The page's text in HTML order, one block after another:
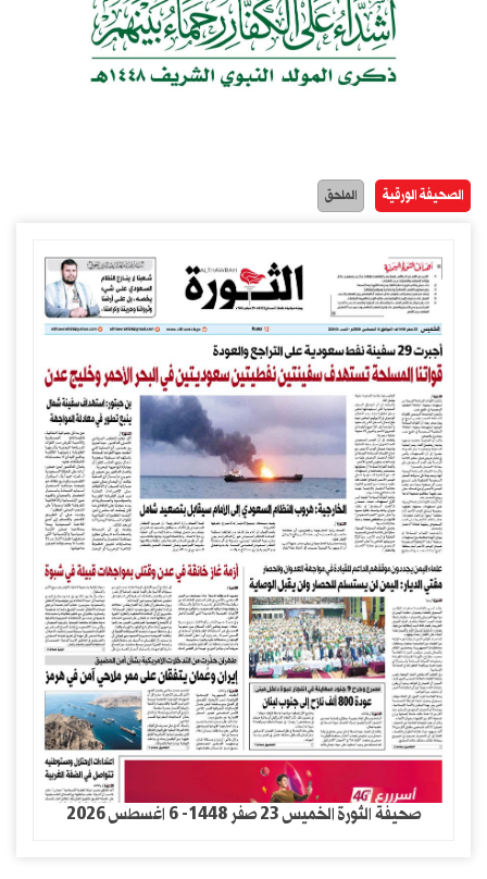
الصحيفة الورقية الملحق
صحيفة الثورة الخميس 23 صفر 1448- 6 اغسطس 2026